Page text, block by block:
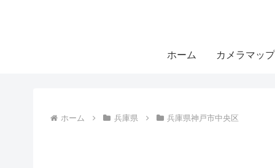
ホーム カメラマップ
ホーム 兵庫県 兵庫県神戸市中央区